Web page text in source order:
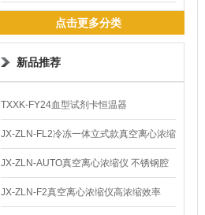
点击更多分类
新品推荐
TXXK-FY24血型试剂卡恒温器
JX-ZLN-FL2冷冻一体立式款真空离心浓缩
仪 低温功能
JX-ZLN-AUTO真空离心浓缩仪 不锈钢腔
体
JX-ZLN-F2真空离心浓缩仪高浓缩效率